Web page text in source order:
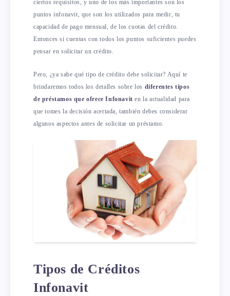
ciertos requisitos, y uno de los más importantes son los
puntos infonavit, que son los utilizados para medir, tu
capacidad de pago mensual, de los cuotas del crédito.
Entonces si cuentas con todos los puntos suficientes puedes
pensar en solicitar un crédito.
Pero, ¿ya sabe qué tipo de crédito debe solicitar? Aquí te
brindaremos todos los detalles sobre los diferentes tipos
de préstamos que ofrece Infonavit en la actualidad para
que tomes la decisión acertada, también debes considerar
algunos aspectos antes de solicitar un préstamo.
Tipos de Créditos
Infonavit